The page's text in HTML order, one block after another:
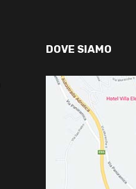
DOVE SIAMO